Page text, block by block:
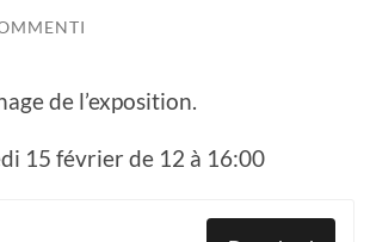
de l’exposition.
15 février de 12 à 16:00